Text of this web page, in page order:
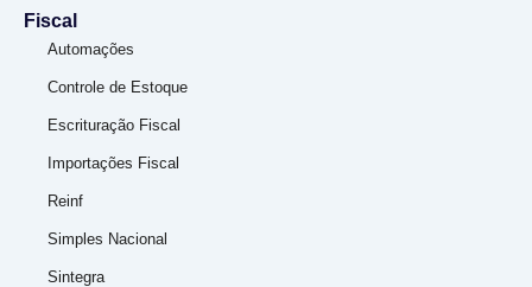
Fiscal
Automações
Controle de Estoque
Escrituração Fiscal
Importações Fiscal
Reinf
Simples Nacional
Sintegra